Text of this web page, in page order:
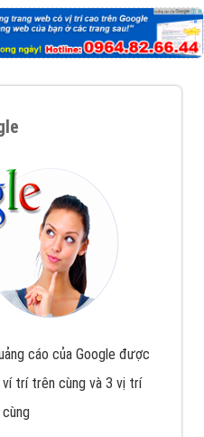
cáo của Google được
trí trên cùng và 3 vị trí